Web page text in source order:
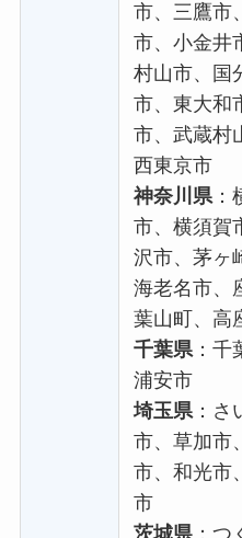
市、三鷹市
市、小金井
村山市、国
市、東大和
市、武蔵村
西東京市
神奈川県：
市、横須賀
沢市、茅ヶ
海老名市、
葉山町、高
千葉県：千
浦安市
埼玉県：さ
市、草加市
市、和光市
市